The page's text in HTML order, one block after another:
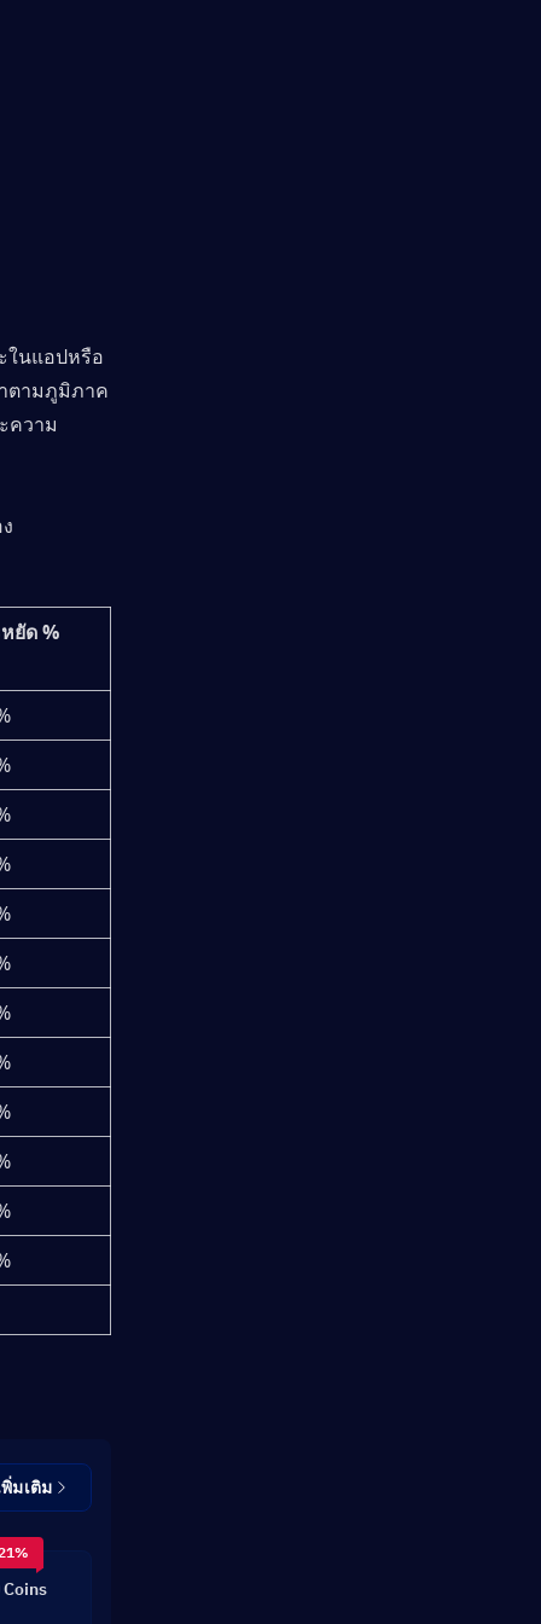
ในแอปหรือ
ตามภูมิภาค
ความ
ยัด %
พิ่มเติม